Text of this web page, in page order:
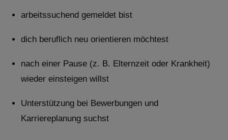
arbeitssuchend gemeldet bist
dich beruflich neu orientieren möchtest
nach einer Pause (z. B. Elternzeit oder Krankheit)
wieder einsteigen willst
Unterstützung bei Bewerbungen und
Karriereplanung suchst